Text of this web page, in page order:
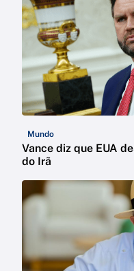
Mundo
Vance diz que EUA
do Irã